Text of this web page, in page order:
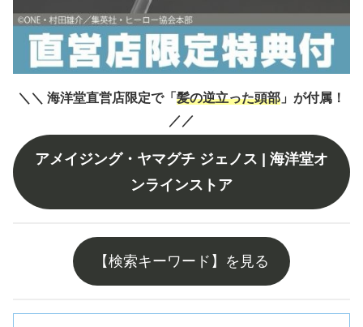
＼ ＼ 海洋堂直営店限定で「 髪の逆立った頭部 」が付属！
／ ／
アメイジング・ヤマグチ ジェノス | 海洋堂オ
ンラインストア
【検索キーワード】を見る